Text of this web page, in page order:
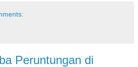
Peruntungan di